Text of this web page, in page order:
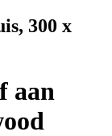
300 x
aan